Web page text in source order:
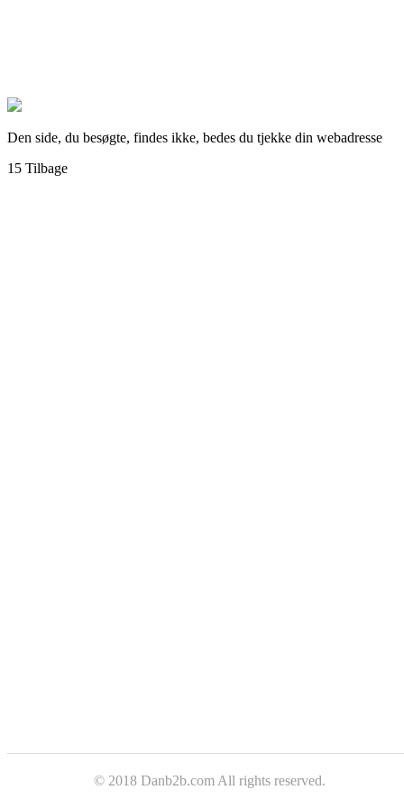
Den side, du besøgte, findes ikke, bedes du tjekke din webadresse
15 Tilbage
© 2018 Danb2b.com All rights reserved.